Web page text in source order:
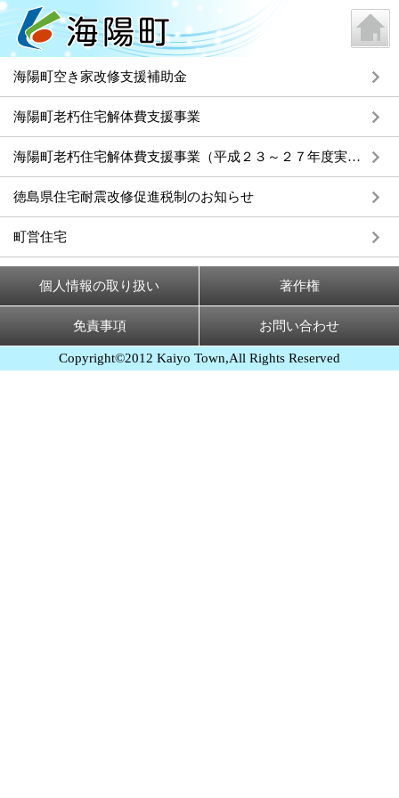
海陽町空き家改修支援補助金
海陽町老朽住宅解体費支援事業
海陽町老朽住宅解体費支援事業（平成２３～２７年度実施）
徳島県住宅耐震改修促進税制のお知らせ
町営住宅
個人情報の取り扱い 著作権
免責事項 お問い合わせ
Copyright©2012 Kaiyo Town,All Rights Reserved